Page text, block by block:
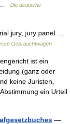
…
Die deutsche
jury, jury panel …
Gebrauchtwagen
ist ein
(ganz oder
keine Juristen,
ein Urteil
—